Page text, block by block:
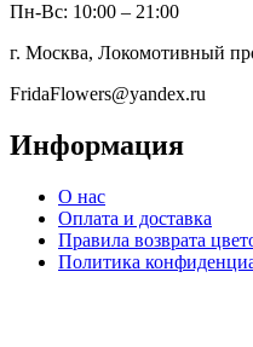
Пн-Вс: 10:00 – 21:00
г. Москва, Локомотивный
FridaFlowers@yandex.ru
Информация
О нас
Оплата и доставка
Правила возврата
Политика